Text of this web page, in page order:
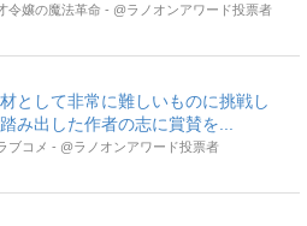
令嬢の魔法革命 - @ラノオンアワード投票者
として非常に難しいものに挑戦し
み出した作者の志に賞賛を...
ブコメ - @ラノオンアワード投票者